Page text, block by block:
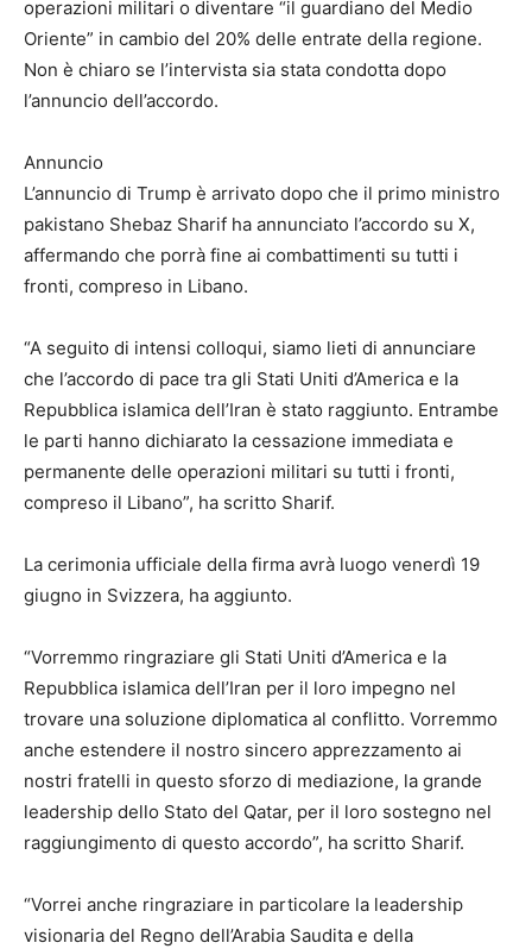
operazioni militari o diventare “il guardiano del Medio
Oriente” in cambio del 20% delle entrate della regione.
Non è chiaro se l’intervista sia stata condotta dopo
l’annuncio dell’accordo.
Annuncio
L’annuncio di Trump è arrivato dopo che il primo ministro
pakistano Shebaz Sharif ha annunciato l’accordo su X,
affermando che porrà fine ai combattimenti su tutti i
fronti, compreso in Libano.
“A seguito di intensi colloqui, siamo lieti di annunciare
che l’accordo di pace tra gli Stati Uniti d’America e la
Repubblica islamica dell’Iran è stato raggiunto. Entrambe
le parti hanno dichiarato la cessazione immediata e
permanente delle operazioni militari su tutti i fronti,
compreso il Libano”, ha scritto Sharif.
La cerimonia ufficiale della firma avrà luogo venerdì 19
giugno in Svizzera, ha aggiunto.
“Vorremmo ringraziare gli Stati Uniti d’America e la
Repubblica islamica dell’Iran per il loro impegno nel
trovare una soluzione diplomatica al conflitto. Vorremmo
anche estendere il nostro sincero apprezzamento ai
nostri fratelli in questo sforzo di mediazione, la grande
leadership dello Stato del Qatar, per il loro sostegno nel
raggiungimento di questo accordo”, ha scritto Sharif.
“Vorrei anche ringraziare in particolare la leadership
visionaria del Regno dell’Arabia Saudita e della